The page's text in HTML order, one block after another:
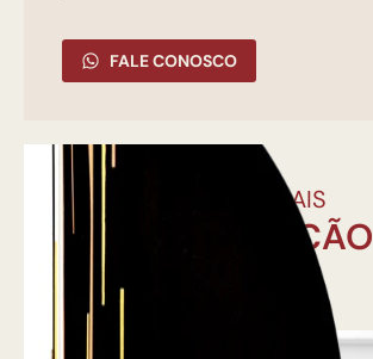
FALE CONOSCO
PARA MAIS
INSPIRAÇÃO